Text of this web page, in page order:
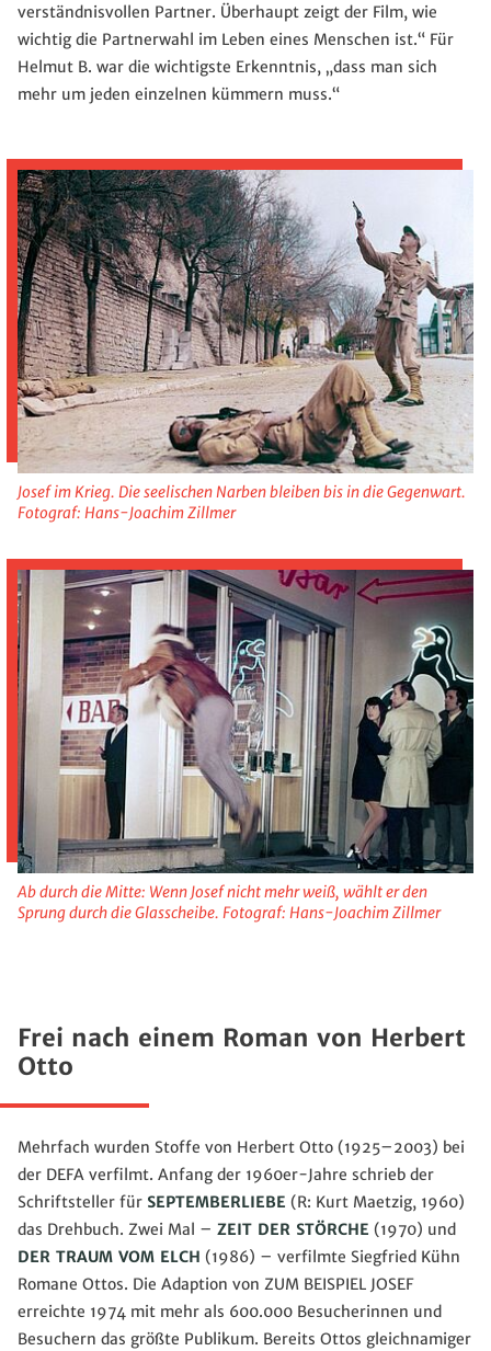
verständnisvollen Partner. Überhaupt zeigt der Film, wie
wichtig die Partnerwahl im Leben eines Menschen ist.“ Für
Helmut B. war die wichtigste Erkenntnis, „dass man sich
mehr um jeden einzelnen kümmern muss.“
Josef im Krieg. Die seelischen Narben bleiben bis in die Gegenwart.
Fotograf: Hans-Joachim Zillmer
Ab durch die Mitte: Wenn Josef nicht mehr weiß, wählt er den
Sprung durch die Glasscheibe. Fotograf: Hans-Joachim Zillmer
Frei nach einem Roman von Herbert
Otto
Mehrfach wurden Stoffe von Herbert Otto (1925–2003) bei
der DEFA verfilmt. Anfang der 1960er-Jahre schrieb der
Schriftsteller für SEPTEMBERLIEBE (R: Kurt Maetzig, 1960)
das Drehbuch. Zwei Mal – ZEIT DER STÖRCHE (1970) und
DER TRAUM VOM ELCH (1986) – verfilmte Siegfried Kühn
Romane Ottos. Die Adaption von ZUM BEISPIEL JOSEF
erreichte 1974 mit mehr als 600.000 Besucherinnen und
Besuchern das größte Publikum. Bereits Ottos gleichnamiger